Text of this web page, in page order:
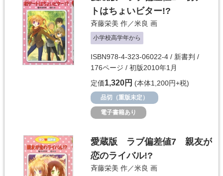
トはちょいビター!?
斉藤栄美 作／米良 画
小学校高学年から
ISBN978-4-323-06022-4 / 新書判 /
176ページ / 初版2010年1月
定価1,320円 (本体1,200円+税)
品切（重版未定）
電子書籍あり
愛蔵版 ラブ偏差値7 親友が
恋のライバル!?
斉藤栄美 作／米良 画